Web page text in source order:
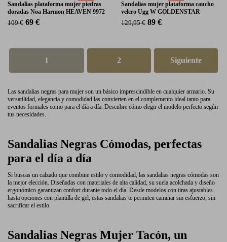
Sandalias plataforma mujer piedras
doradas Noa Harmon HEAVEN 9972
109 € 69 €
Sandalias mujer plataforma caucho
velcro Ugg W GOLDENSTAR
129,95 € 89 €
1 2 Siguiente
Las sandalias negras para mujer son un básico imprescindible en cualquier armario. Su
versatilidad, elegancia y comodidad las convierten en el complemento ideal tanto para
eventos formales como para el día a día. Descubre cómo elegir el modelo perfecto según
tus necesidades.
Sandalias Negras Cómodas, perfectas
para el día a día
Si buscas un calzado que combine estilo y comodidad, las sandalias negras cómodas son
la mejor elección. Diseñadas con materiales de alta calidad, su suela acolchada y diseño
ergonómico garantizan confort durante todo el día. Desde modelos con tiras ajustables
hasta opciones con plantilla de gel, estas sandalias te permiten caminar sin esfuerzo, sin
sacrificar el estilo.
Sandalias Negras Mujer Tacón, un